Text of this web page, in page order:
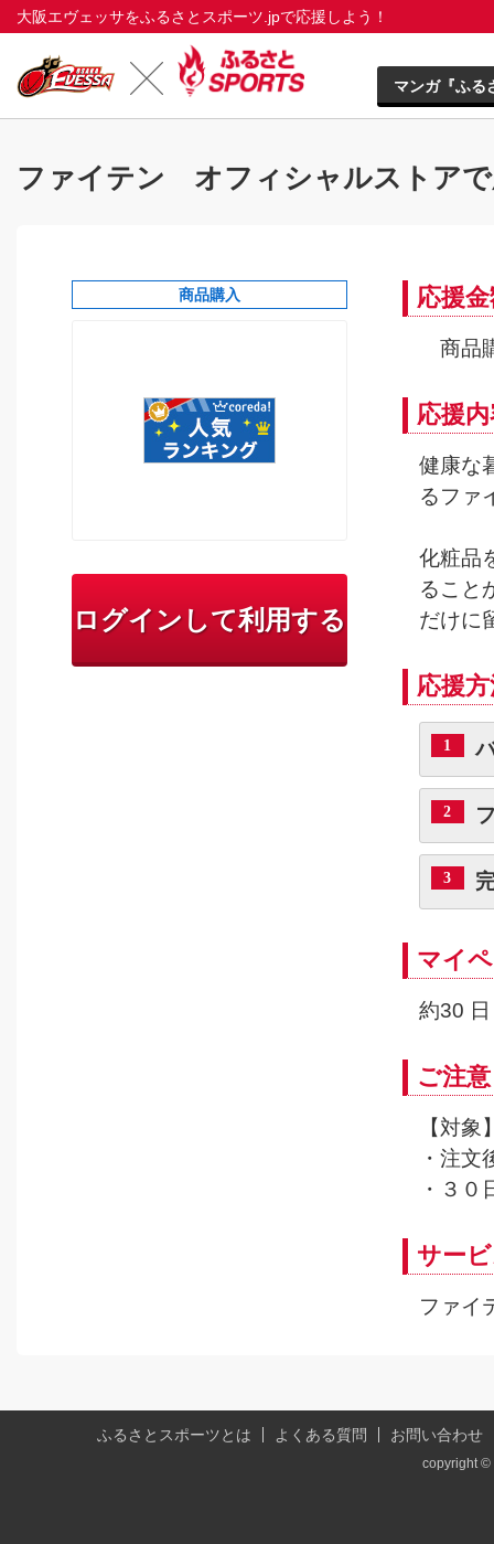
大阪エヴェッサをふるさとスポーツ.jpで応援しよう！
マンガ『ふる
ファイテン オフィシャルストア
商品購入
ログインして利用する
応援
商品
応援
健康な
るファ
化粧品
ること
だけに
応援
1
2
3
マイ
約30 日
ご注意
【対象
・注
・３
サー
ファイ
ふるさとスポーツとは よくある質問 お問い合わせ
copyright ©